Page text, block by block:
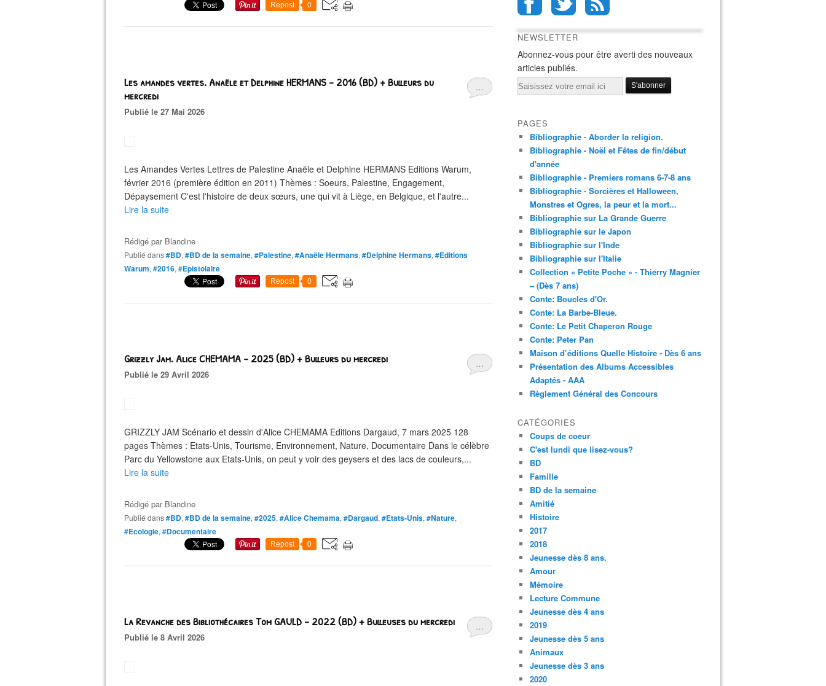
Repost 0
…
Les amandes vertes. Anaële et Delphine HERMANS - 2016 (BD) + Bulleurs du
mercredi
Publié le 27 Mai 2026
Les Amandes Vertes Lettres de Palestine Anaële et Delphine HERMANS Editions Warum,
février 2016 (première édition en 2011) Thèmes : Soeurs, Palestine, Engagement,
Dépaysement C'est l'histoire de deux sœurs, une qui vit à Liège, en Belgique, et l'autre...
Lire la suite
Rédigé par Blandine
Publié dans#BD, #BD de la semaine, #Palestine, #Anaële Hermans, #Delphine Hermans, #Editions
Warum, #2016, #Epistolaire
Repost 0
…
Grizzly Jam. Alice CHEMAMA - 2025 (BD) + Bulleurs du mercredi
Publié le 29 Avril 2026
GRIZZLY JAM Scénario et dessin d'Alice CHEMAMA Editions Dargaud, 7 mars 2025 128
pages Thèmes : Etats-Unis, Tourisme, Environnement, Nature, Documentaire Dans le célèbre
Parc du Yellowstone aux Etats-Unis, on peut y voir des geysers et des lacs de couleurs,...
Lire la suite
Rédigé par Blandine
Publié dans#BD, #BD de la semaine, #2025, #Alice Chemama, #Dargaud, #Etats-Unis, #Nature,
#Ecologie, #Documentaire
Repost 0
…
La Revanche des Bibliothécaires Tom GAULD - 2022 (BD) + Bulleuses du mercredi
Publié le 8 Avril 2026
NEWSLETTER
Abonnez-vous pour être averti des nouveaux
articles publiés.
Email
PAGES
Bibliographie - Aborder la religion.
Bibliographie - Noël et Fêtes de fin/début
d'année
Bibliographie - Premiers romans 6-7-8 ans
Bibliographie - Sorcières et Halloween,
Monstres et Ogres, la peur et la mort...
Bibliographie sur La Grande Guerre
Bibliographie sur le Japon
Bibliographie sur l'Inde
Bibliographie sur l'Italie
Collection « Petite Poche » - Thierry Magnier
– (Dès 7 ans)
Conte: Boucles d'Or.
Conte: La Barbe-Bleue.
Conte: Le Petit Chaperon Rouge
Conte: Peter Pan
Maison d’éditions Quelle Histoire - Dès 6 ans
Présentation des Albums Accessibles
Adaptés - AAA
Règlement Général des Concours
CATÉGORIES
Coups de coeur
C'est lundi que lisez-vous?
BD
Famille
BD de la semaine
Amitié
Histoire
2017
2018
Jeunesse dès 8 ans.
Amour
Mémoire
Lecture Commune
Jeunesse dès 4 ans
2019
Jeunesse dès 5 ans
Animaux
Jeunesse dès 3 ans
2020